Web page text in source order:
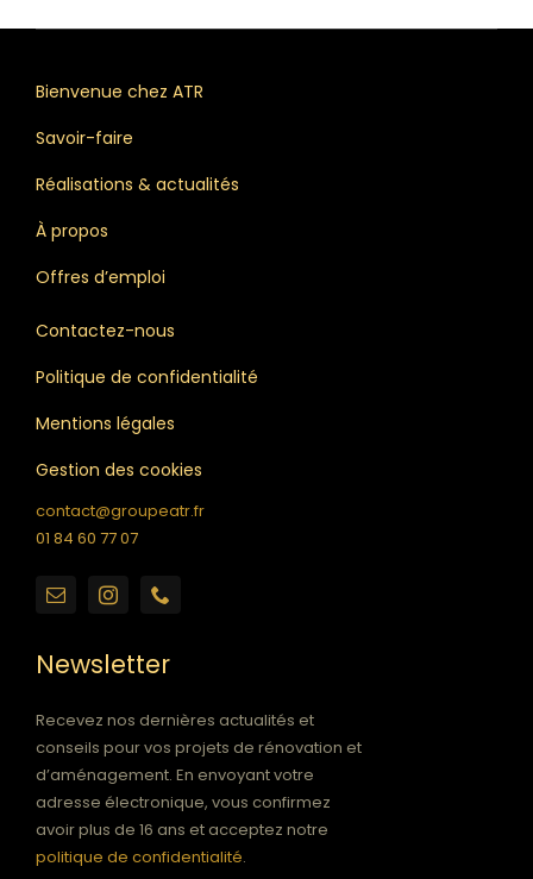
Bienvenue chez ATR
Savoir-faire
Réalisations & actualités
À propos
Offres d’emploi
Contactez-nous
Politique de confidentialité
Mentions légales
Gestion des cookies
contact@groupeatr.fr
01 84 60 77 07
Newsletter
Recevez nos dernières actualités et
conseils pour vos projets de rénovation et
d’aménagement. En envoyant votre
adresse électronique, vous confirmez
avoir plus de 16 ans et acceptez notre
politique de confidentialité.